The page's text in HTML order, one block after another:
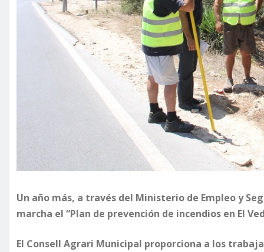
Un año más, a través del Ministerio de Empleo y
marcha el “Plan de prevención de incendios en El
El Consell Agrari Municipal proporciona a los